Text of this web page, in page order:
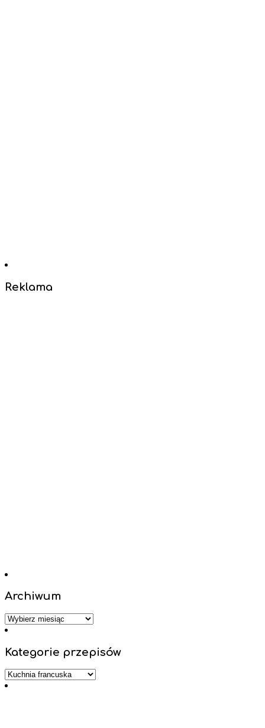
Reklama
Archiwum
Archiwum
Kategorie przepisów
Kategorie
przepisów